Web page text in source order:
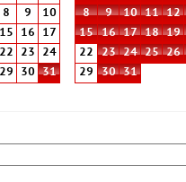
8 9
10
15 16
17
22 23
24
29 30 31
8
9 10 11 12
15
16 17 18 19
22
23 24 25 26
29
30 31